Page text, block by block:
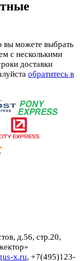
можете выбрать
с несколькими
доставки
обратитесь в
д.56, стр.20,
x.ru, +7(495)123-